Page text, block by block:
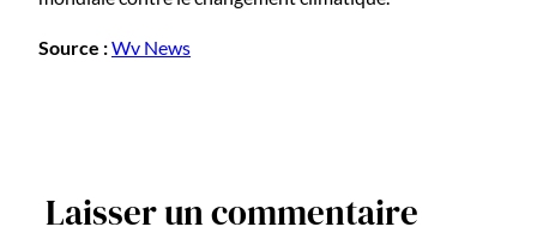
Source :Wv News
Laisser un commentaire